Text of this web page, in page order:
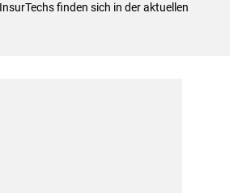
finden sich in der aktuellen